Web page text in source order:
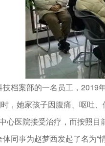
档案部的一名员工，
，她家孩子因腹痛、呕吐
心医院接受治疗，而按照
同事为赵梦西发起了名为